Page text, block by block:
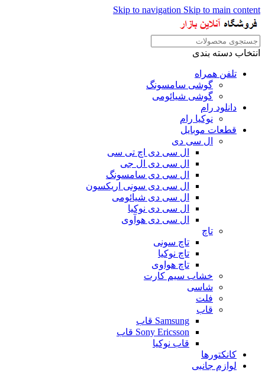
Skip to navigation Skip to main content
انتخاب دسته بندی
تلفن همراه
گوشی سامسونگ
گوشی شیائومی
دانلود رام
نوکیا رام
قطعات موبایل
ال سی دی
ال سی دی اچ تی سی
ال سی دی ال جی
ال سی دی سامسونگ
ال سی دی سونی اریکسون
ال سی دی شیائومی
ال سی دی نوکیا
ال سی دی هوآوی
تاچ
تاچ سونی
تاچ نوکیا
تاچ هواوی
خشاب سیم کارت
شاسی
فلت
قاب
Samsung قاب
Sony Ericsson قاب
قاب نوکیا
کانکتورها
لوازم جانبی